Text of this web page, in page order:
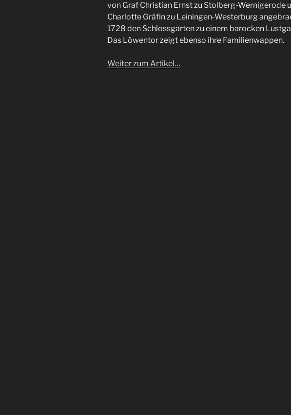
von Graf Christian Ernst zu Stolberg-Wernigerode
Charlotte Gräfin zu Leiningen-Westerburg
1728 den Schlossgarten zu einem barocken
Das Löwentor zeigt ebenso ihre Familienwappen.
Weiter zum Artikel…